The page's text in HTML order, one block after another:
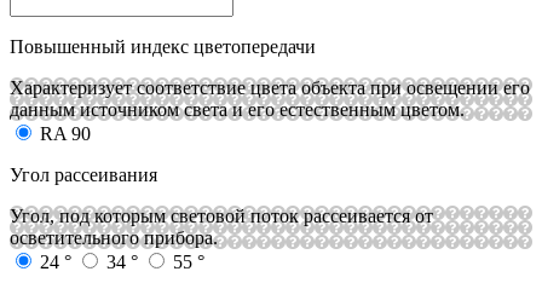
Повышенный индекс цветопередачи
Характеризует соответствие цвета объекта при освещении его
данным источником света и его естественным цветом.
RA 90
Угол рассеивания
Угол, под которым световой поток рассеивается от
осветительного прибора.
24 °
34 °
55 °